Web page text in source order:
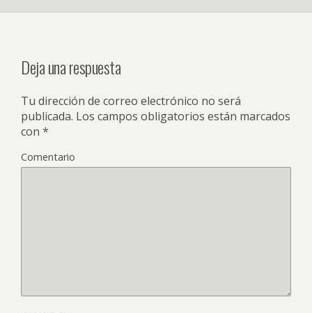
Deja una respuesta
Tu dirección de correo electrónico no será
publicada. Los campos obligatorios están marcados
con *
Comentario